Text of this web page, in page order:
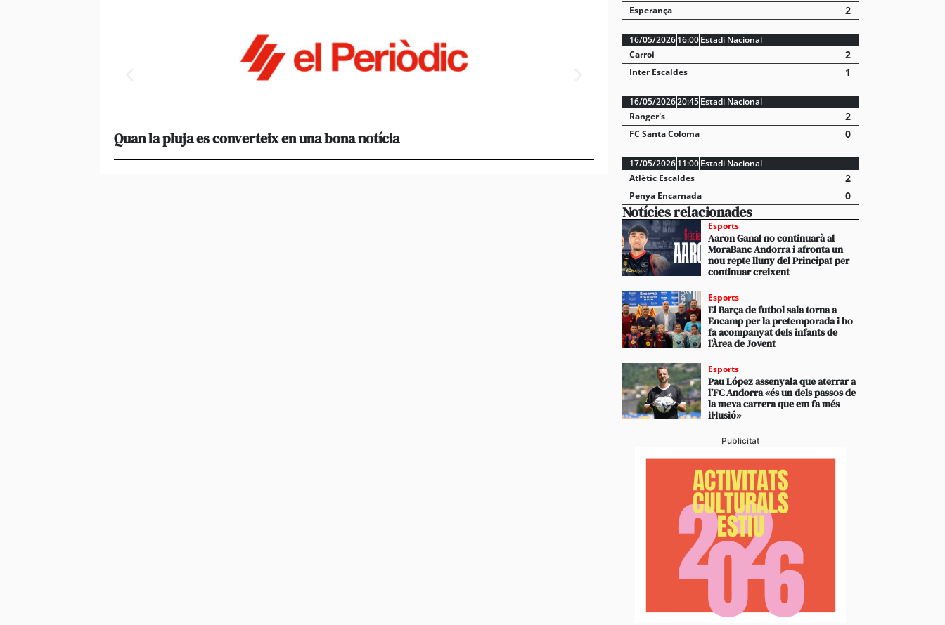
Quan la pluja es converteix en una bona notícia [Amb vídeos] L’arribada d’una esperada i intensa
acompanyada de calamarsa no dona treva
Esperança 2
16/05/2026 16:00 Estadi Nacional
Carroi
2
Inter Escaldes 1
16/05/202620:45 Estadi Nacional
Ranger's
2
FC Santa Coloma 0
17/05/2026 11:00 Estadi Nacional
Atlètic Escaldes
2
Penya Encarnada 0
Notícies relacionades
Esports
Aaron Ganal no continuarà al
MoraBanc Andorra i afronta un
nou repte lluny del Principat per
continuar creixent
Esports
El Barça de futbol sala torna a
Encamp per la pretemporada i ho
fa acompanyat dels infants de
l’Àrea de Jovent
Esports
Pau López assenyala que aterrar a
l’FC Andorra «és un dels passos de
la meva carrera que em fa més
il·lusió»
Publicitat